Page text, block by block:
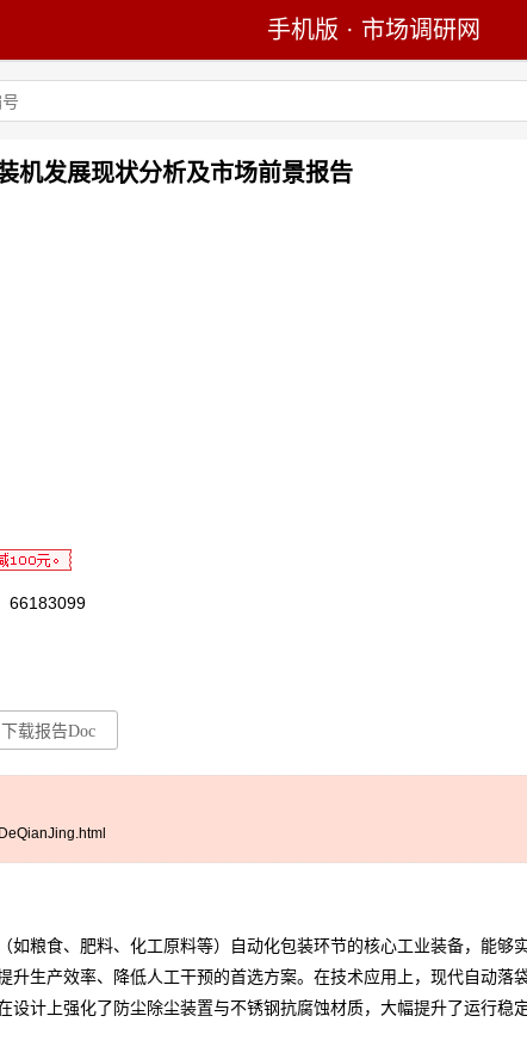
手机版 · 市场调研网
机发展现状分析及市场前景报告
66183099
下载报告Doc
食、肥料、化工原料等）自动化包装环节的核心工业装备，能够
升生产效率、降低人工干预的首选方案。在技术应用上，现代自动
计上强化了防尘除尘装置与不锈钢抗腐蚀材质，大幅提升了运行